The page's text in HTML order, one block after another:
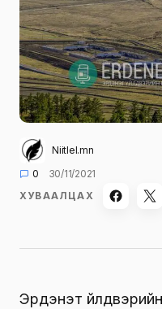
Niitlel.mn
0
30/11/2021
ХУВААЛЦАХ
Эрдэнэт